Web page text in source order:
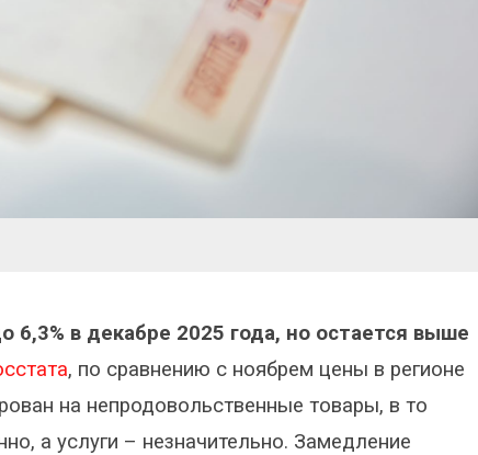
в декабре 2025 года, но остается выше
, по сравнению с ноябрем цены в регионе
на непродовольственные товары, в то
а услуги – незначительно. Замедление